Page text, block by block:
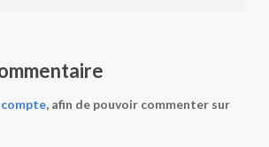
, afin de pouvoir commenter sur